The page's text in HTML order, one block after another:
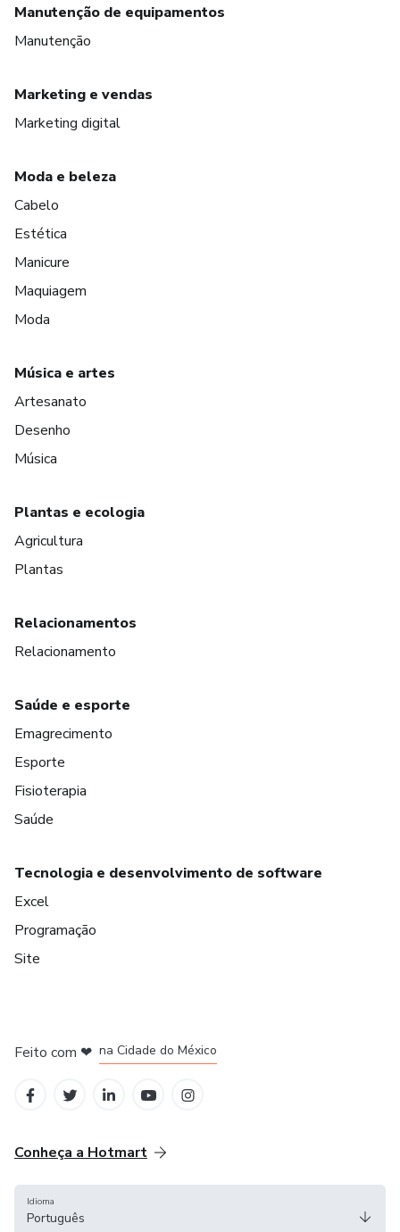
Manutenção de equipamentos
Manutenção
Marketing e vendas
Marketing digital
Moda e beleza
Cabelo
Estética
Manicure
Maquiagem
Moda
Música e artes
Artesanato
Desenho
Música
Plantas e ecologia
Agricultura
Plantas
Relacionamentos
Relacionamento
Saúde e esporte
Emagrecimento
Esporte
Fisioterapia
Saúde
Tecnologia e desenvolvimento de software
Excel
Programação
Site
Feito com ❤ na Cidade do México
Conheça a Hotmart
Idioma
Português